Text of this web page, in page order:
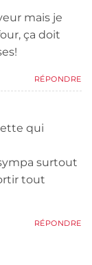
mais je
ça doit
RÉPONDRE
qui
surtout
tout
RÉPONDRE